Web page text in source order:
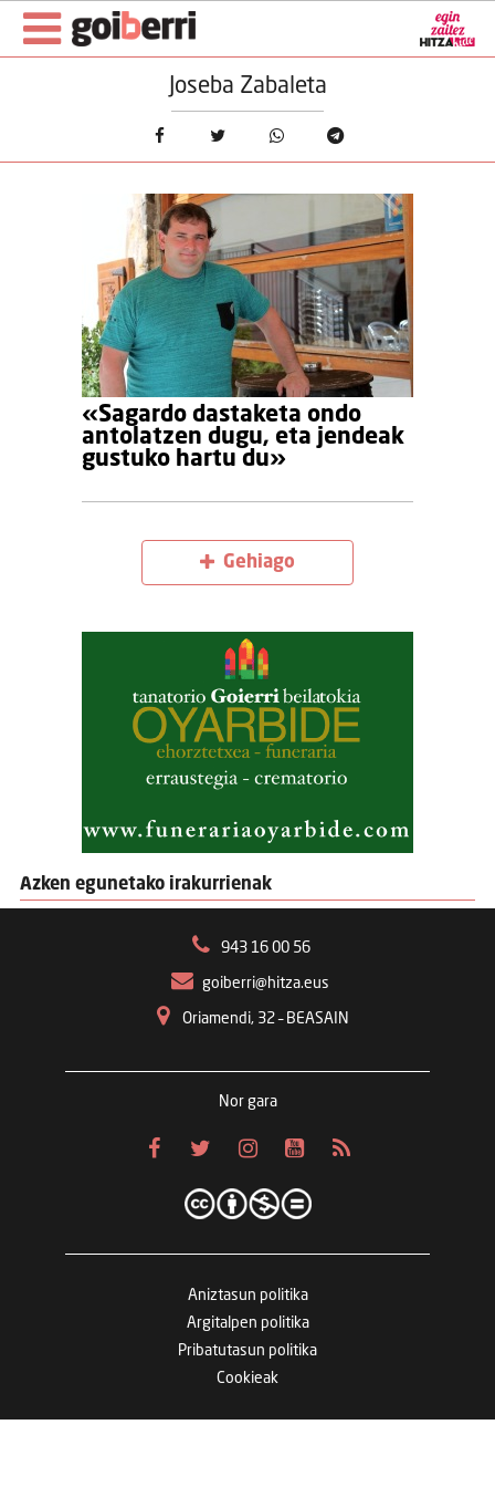
Joseba Zabaleta
«Sagardo dastaketa ondo
antolatzen dugu, eta jendeak
gustuko hartu du»
Gehiago
Azken egunetako irakurrienak
943 16 00 56
goiberri@hitza.eus
Oriamendi, 32 – BEASAIN
Nor gara
Aniztasun politika
Argitalpen politika
Pribatutasun politika
Cookieak